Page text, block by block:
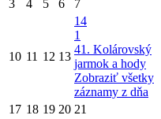
3
4 5 6 7
10 11 12 13
14
1
41. Kolárovský
jarmok a hody
Zobraziť všetky
záznamy z dňa
17 18 19 20 21